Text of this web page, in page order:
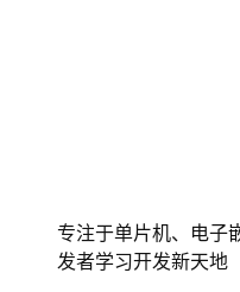
专注于单片机、电子
发者学习开发新天地